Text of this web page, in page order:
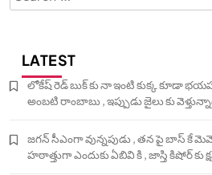
for:
LATEST
లోకేష్ రెడ్ బుక్ కు నా ఇంటి కుక్క కూడా
అంబటి రాంబాబు , ఇప్పుడు జైలు కు
జగన్ సీఎంగా వున్నపుడు , తన పై బాస్ కే
హఠాత్తుగా ఎందుకు ఏబివి కి , జాస్తి కిషోర్ కు